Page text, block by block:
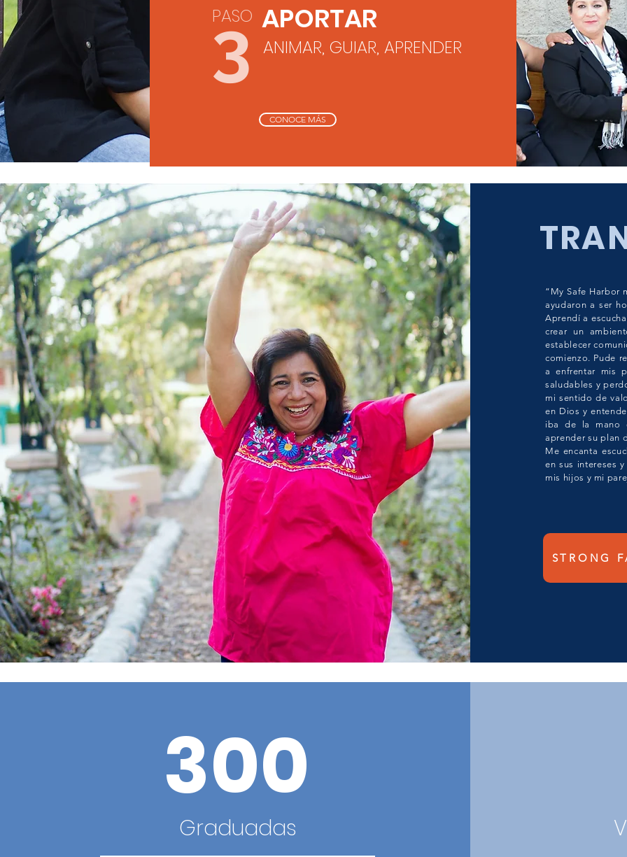
PASO
3 APORTAR
ANIMAR, GUIAR, APRENDER
CONOCE MÁS
“My Safe Harbor
ayudaron a ser
Aprendí a
crear un
establecer
comienzo. Pude
a enfrentar mis
saludables y
mi sentido de
en Dios y
iba de la mano
aprender su plan
Me encanta
en sus intereses
mis hijos y mi
STRONG
300
Graduadas